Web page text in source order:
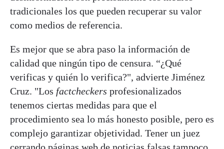
tradicionales los que pueden recuperar su valor
como medios de referencia.
Es mejor que se abra paso la información de
calidad que ningún tipo de censura. “¿Qué
verificas y quién lo verifica?", advierte Jiménez
Cruz. "Los factcheckers profesionalizados
tenemos ciertas medidas para que el
procedimiento sea lo más honesto posible, pero es
complejo garantizar objetividad. Tener un juez